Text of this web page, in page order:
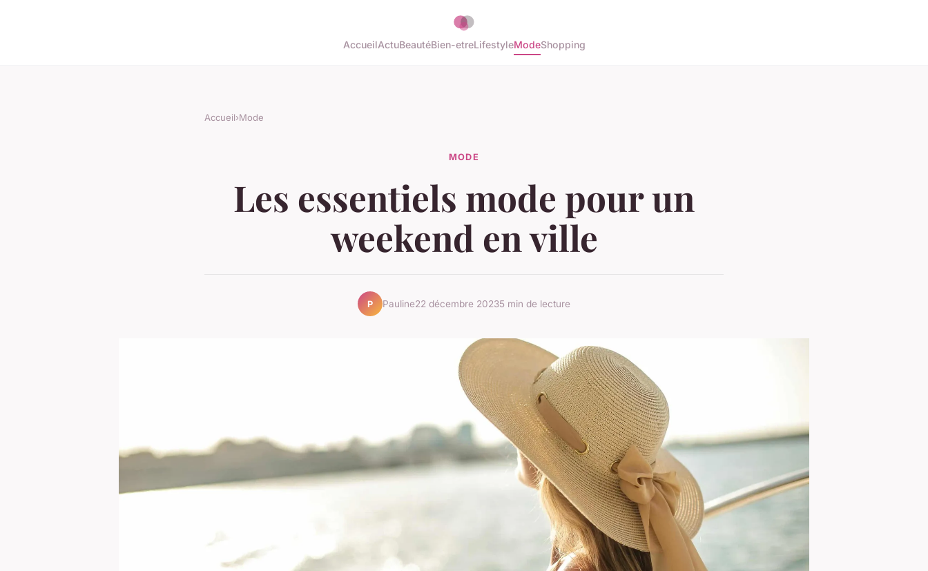
AccueilActuBeautéBien-etreLifestyleModeShopping
Accueil›Mode
MODE
Les essentiels mode pour un
weekend en ville
P Pauline22 décembre 20235 min de lecture